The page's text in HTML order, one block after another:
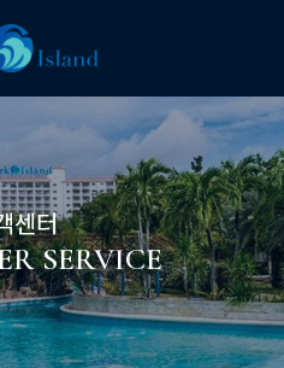
센터
SERVICE